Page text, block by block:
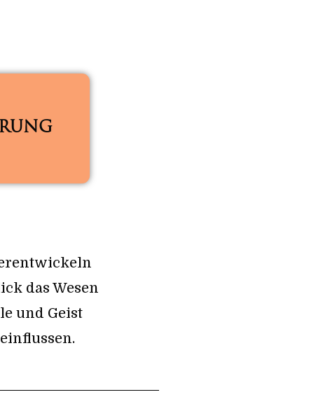
das Wesen
und Geist